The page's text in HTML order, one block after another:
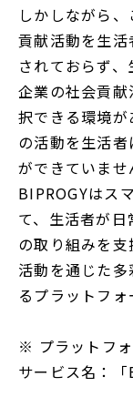
しかしながら
貢献活動を生
されておらず
企業の社会貢
択できる環境
の活動を生活
ができていませ
BIPROGYはス
て、生活者が
の取り組みを
活動を通じた
るプラットフォ
※ プラットフ
サービス名：「